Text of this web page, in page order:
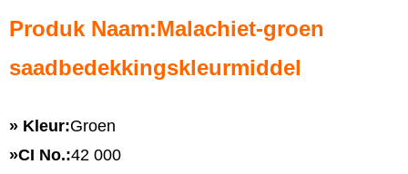
Produk Naam:Malachiet-groen
saadbedekkingskleurmiddel
» Kleur:Groen
»CI No.:42 000